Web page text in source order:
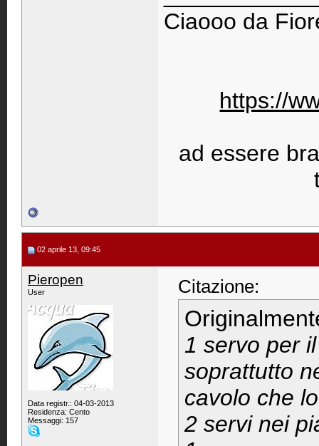
Ciaooo da
https://
ad essere
02 aprile 13, 09:45
Pieropen
User
Data registr.: 04-03-2013
Residenza: Cento
Messaggi: 157
Citazione:
1 servo per
soprattutto
cavolo che
2 servi nei